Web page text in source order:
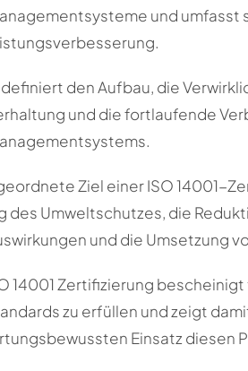
und umfasst
den Aufbau, die
und die fortlaufende
Ziel einer ISO 14001-
des Umweltschutzes, die
und die Umsetzung
14001 Zertifizierung
zu erfüllen und zeigt
Einsatz diesen